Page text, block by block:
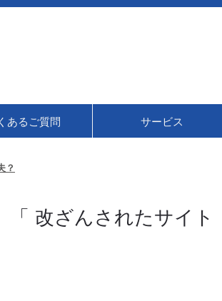
あるご質問 サービス
？
改ざんされたサイト